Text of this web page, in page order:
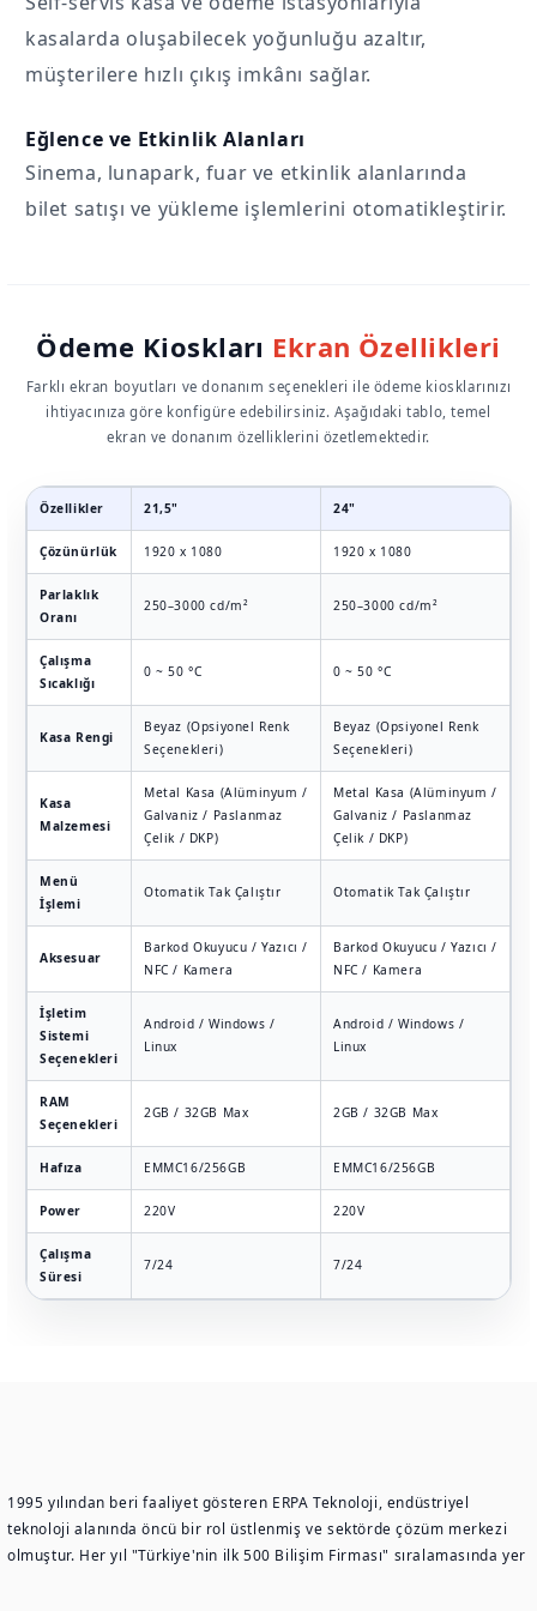
kasalarda oluşabilecek yoğunluğu azaltır,
müşterilere hızlı çıkış imkânı sağlar.
Eğlence ve Etkinlik Alanları
Sinema, lunapark, fuar ve etkinlik alanlarında
bilet satışı ve yükleme işlemlerini otomatikleştirir.
Ödeme Kioskları Ekran Özellikleri
Farklı ekran boyutları ve donanım seçenekleri ile ödeme kiosklarınızı
ihtiyacınıza göre konfigüre edebilirsiniz. Aşağıdaki tablo, temel
ekran ve donanım özelliklerini özetlemektedir.
Özellikler 21,5" 24"
Çözünürlük 1920 x 1080 1920 x 1080
Parlaklık
Oranı
250–3000 cd/m² 250–3000 cd/m²
Çalışma
Sıcaklığı
0 ~ 50 °C 0 ~ 50 °C
Kasa Rengi
Beyaz (Opsiyonel Renk
Seçenekleri)
Beyaz (Opsiyonel Renk
Seçenekleri)
Kasa
Malzemesi
Metal Kasa (Alüminyum /
Galvaniz / Paslanmaz
Çelik / DKP)
Metal Kasa (Alüminyum /
Galvaniz / Paslanmaz
Çelik / DKP)
Menü
İşlemi
Otomatik Tak Çalıştır Otomatik Tak Çalıştır
Aksesuar
Barkod Okuyucu / Yazıcı /
NFC / Kamera
Barkod Okuyucu / Yazıcı /
NFC / Kamera
İşletim
Sistemi
Seçenekleri
Android / Windows /
Linux
Android / Windows /
Linux
RAM
Seçenekleri
2GB / 32GB Max 2GB / 32GB Max
Hafıza EMMC16/256GB EMMC16/256GB
Power 220V 220V
Çalışma
Süresi
7/24 7/24
1995 yılından beri faaliyet gösteren ERPA Teknoloji, endüstriyel
teknoloji alanında öncü bir rol üstlenmiş ve sektörde çözüm merkezi
olmuştur. Her yıl "Türkiye'nin ilk 500 Bilişim Firması" sıralamasında yer